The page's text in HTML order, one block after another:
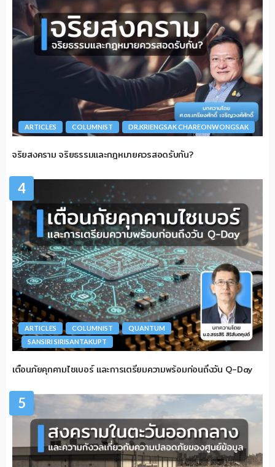
ARTICLES COLUMNIST DR.KRIENGSAK CHAREONWONGSAK
จริยสงคราม จริยธรรมและกฎหมายควรสอดรับกัน?
4
ARTICLES COLUMNIST
QUANTUM
SANSIRI SIRISANTAKUPT
เตือนภัยคุกคามไซเบอร์ และการเตรียมความพร้อมก่อนถึงวัน Q-Day
5